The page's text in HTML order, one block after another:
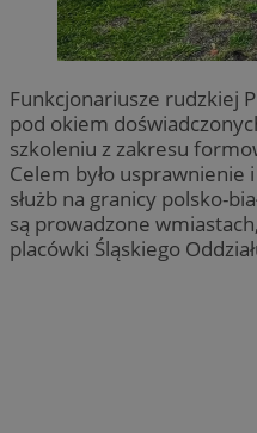
Funkcjonariusze rudzkiej
pod okiem
szkoleniu z zakresu
Celem było usprawnienie
służb na granicy polsko-
są prowadzone
placówki Śląskiego